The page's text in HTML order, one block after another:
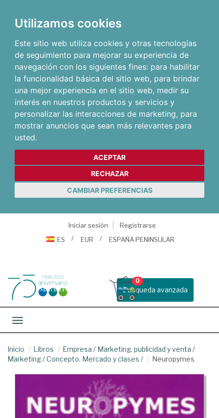
Utilizamos cookies
Este sitio web utiliza cookies y otras tecnologías
de seguimiento para mejorar su experiencia de
navegación con los siguientes fines: para habilitar
la funcionalidad básica del sitio web, para brindar
una mejor experiencia en el sitio web, medir su
interés en nuestros productos y servicios y
personalizar las interacciones de marketing, para
mostrar anuncios que sean más relevantes para
usted.
ACEPTAR
RECHAZAR
CAMBIAR PREFERENCIAS
Iniciar sesión
Registrarse
ES
EUR ESPAÑA PENINSULAR
Busqueda avanzada
0
Toggle navigation
Inicio Libros Empresa / Marketing, publicidad y venta /
Marketing/Concepto. Mercado y clases / Neuropymes